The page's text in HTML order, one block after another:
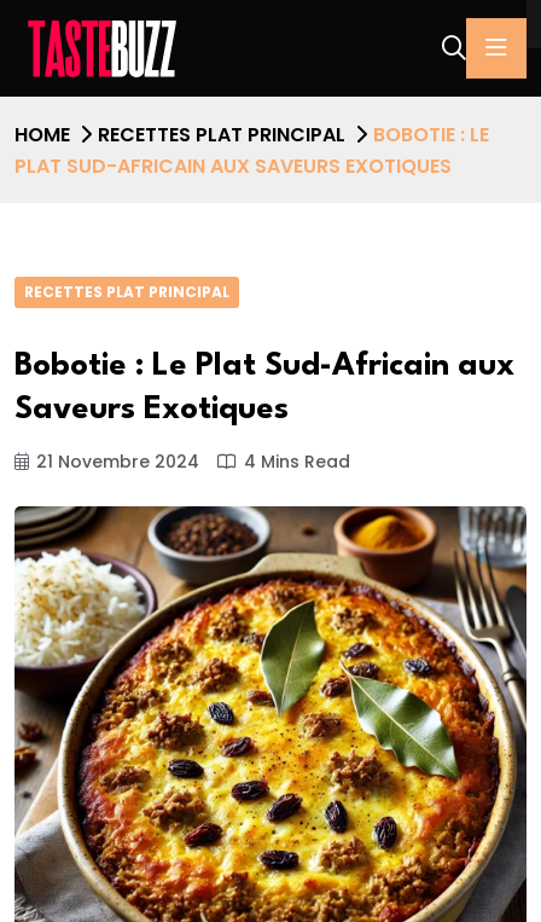
HOME RECETTES PLAT PRINCIPAL
BOBOTIE : LE
PLAT SUD-AFRICAIN AUX SAVEURS EXOTIQUES
RECETTES PLAT PRINCIPAL
Bobotie : Le Plat Sud-Africain aux
Saveurs Exotiques
21 Novembre 2024 4 Mins Read